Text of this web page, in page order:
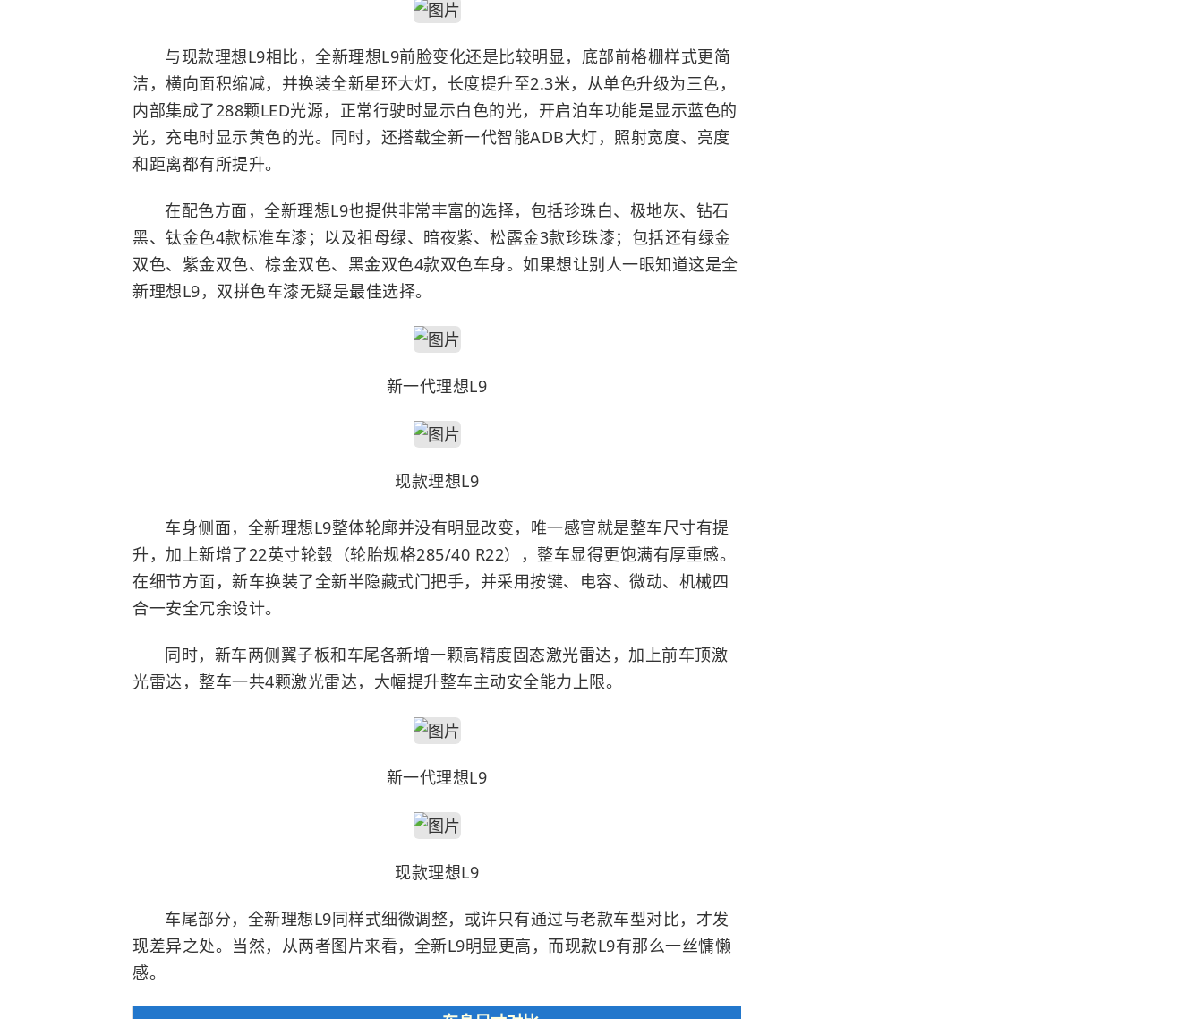
与现款理想L9相比，全新理想L9前脸变化还是比较明显，底部前格栅样式更简
洁，横向面积缩减，并换装全新星环大灯，长度提升至2.3米，从单色升级为三色，
内部集成了288颗LED光源，正常行驶时显示白色的光，开启泊车功能是显示蓝色的
光，充电时显示黄色的光。同时，还搭载全新一代智能ADB大灯，照射宽度、亮度
和距离都有所提升。
在配色方面，全新理想L9也提供非常丰富的选择，包括珍珠白、极地灰、钻石
黑、钛金色4款标准车漆；以及祖母绿、暗夜紫、松露金3款珍珠漆；包括还有绿金
双色、紫金双色、棕金双色、黑金双色4款双色车身。如果想让别人一眼知道这是全
新理想L9，双拼色车漆无疑是最佳选择。
新一代理想L9
现款理想L9
车身侧面，全新理想L9整体轮廓并没有明显改变，唯一感官就是整车尺寸有提
升，加上新增了22英寸轮毂（轮胎规格285/40 R22），整车显得更饱满有厚重感。
在细节方面，新车换装了全新半隐藏式门把手，并采用按键、电容、微动、机械四
合一安全冗余设计。
同时，新车两侧翼子板和车尾各新增一颗高精度固态激光雷达，加上前车顶激
光雷达，整车一共4颗激光雷达，大幅提升整车主动安全能力上限。
新一代理想L9
现款理想L9
车尾部分，全新理想L9同样式细微调整，或许只有通过与老款车型对比，才发
现差异之处。当然，从两者图片来看，全新L9明显更高，而现款L9有那么一丝慵懒
感。